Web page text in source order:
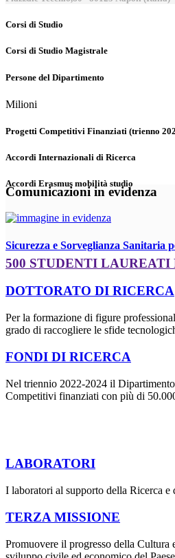
Corsi di Studio
Corsi di Studio Magistrale
Persone del Dipartimento
Milioni
Progetti Competitivi Finanziati (trienno
Accordi Internazionali di Ricerca
Accordi Erasmus mobilità studio
Comunicazioni in evidenza
Sicurezza e Sorveglianza Sanitaria
500 STUDENTI LAUREATI
DOTTORATO DI RICERCA
Per la formazione di figure
grado di raccogliere le sfide
FONDI DI RICERCA
Nel triennio 2022-2024 il
Competitivi finanziati con più di
LABORATORI
I laboratori al supporto della Ricerca e
TERZA MISSIONE
Promuovere il progresso della Cultura